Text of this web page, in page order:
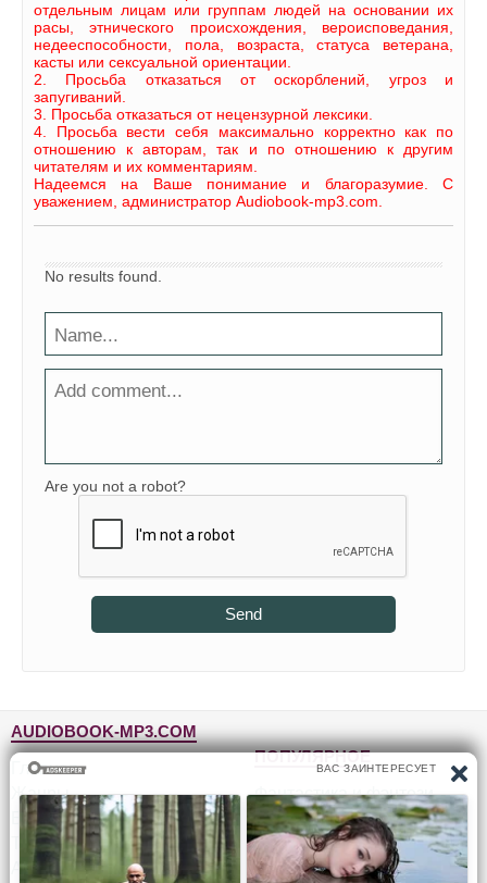
отдельным лицам или группам людей на основании их
расы, этнического происхождения, вероисповедания,
недееспособности, пола, возраста, статуса ветерана,
касты или сексуальной ориентации.
2. Просьба отказаться от оскорблений, угроз и
запугиваний.
3. Просьба отказаться от нецензурной лексики.
4. Просьба вести себя максимально корректно как по
отношению к авторам, так и по отношению к другим
читателям и их комментариям.
Надеемся на Ваше понимание и благоразумие. С
уважением, администратор Audiobook-mp3.com.
No results found.
Are you not a robot?
Send
AUDIOBOOK-MP3.COM
Главная
Жанры
Блог
Топ-100
Авторы
ПОПУЛЯРНОЕ
Фантастика и фэнтези
Детективы, триллеры
Для детей
Роман, проза